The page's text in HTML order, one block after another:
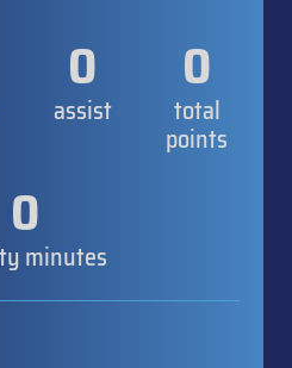
0
assist
0
total
points
0
minutes